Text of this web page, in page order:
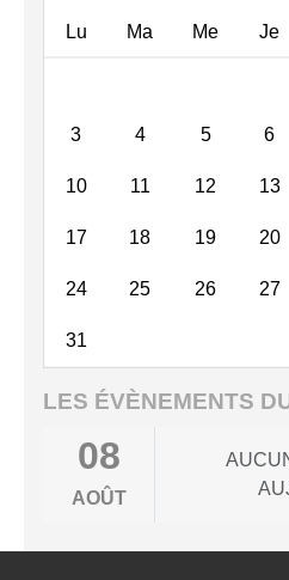
Lu Ma Me Je
3 4 5 6
10 11 12 13
17 18 19 20
24 25 26 27
31
LES ÉVÈNEMENTS
08
AOÛT